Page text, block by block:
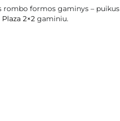
rombo formos gaminys –
Plaza 2×2gaminiu.